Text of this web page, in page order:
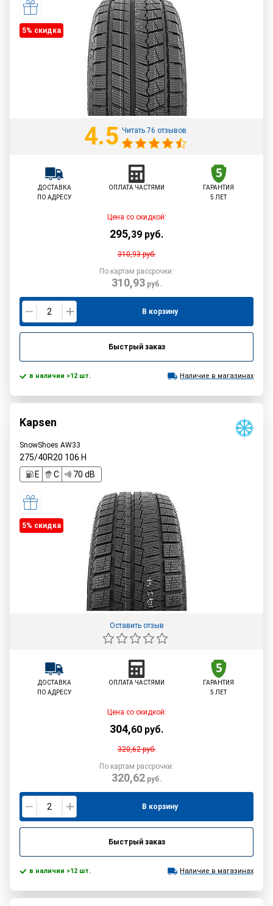
5% cкидка
4.5 Читать 76 отзывов
ДОСТАВКА
ПО АДРЕСУ
ОПЛАТА ЧАСТЯМИ
ГАРАНТИЯ
5 ЛЕТ
Цена со скидкой:
295,39 руб.
310,93руб.
По картам рассрочки:
310,93руб.
В корзину
Быстрый заказ
в наличии >12 шт. Наличие в магазинах
Kapsen
SnowShoes AW33
275/40R20 106 H
E
C 70 dB
5% cкидка
Оставить отзыв
ДОСТАВКА
ПО АДРЕСУ
ОПЛАТА ЧАСТЯМИ
ГАРАНТИЯ
5 ЛЕТ
Цена со скидкой:
304,60 руб.
320,62руб.
По картам рассрочки:
320,62руб.
В корзину
Быстрый заказ
в наличии >12 шт. Наличие в магазинах